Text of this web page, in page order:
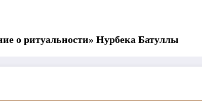
о ритуальности» Нурбека Батуллы